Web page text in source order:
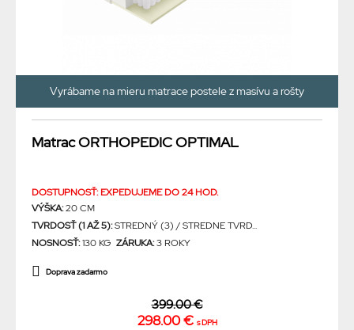
Vyrábame na mieru matrace postele z masívu a rošty
Matrac ORTHOPEDIC OPTIMAL
DOSTUPNOSŤ: EXPEDUJEME DO 24 HOD.
VÝŠKA:20 CM
TVRDOSŤ (1 AŽ 5):STREDNÝ (3) / STREDNE TVRD...
NOSNOSŤ:130 KG ZÁRUKA:3 ROKY
Doprava zadarmo
399.00 €
298.00 € s DPH